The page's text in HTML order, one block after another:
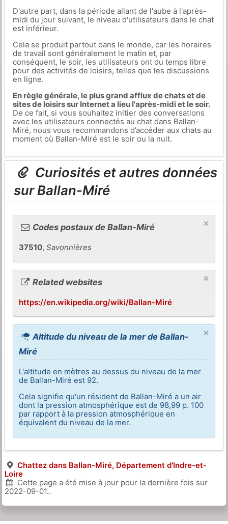
D'autre part, dans la période allant de l'aube à l'après-
midi du jour suivant, le niveau d'utilisateurs dans le chat
est inférieur.
Cela se produit partout dans le monde, car les horaires
de travail sont généralement le matin et, par
conséquent, le soir, les utilisateurs ont du temps libre
pour des activités de loisirs, telles que les discussions
en ligne.
En règle générale, le plus grand afflux de chats et de
sites de loisirs sur Internet a lieu l'après-midi et le soir.
De ce fait, si vous souhaitez initier des conversations
avec les utilisateurs connectés au chat dans Ballan-
Miré, nous vous recommandons d’accéder aux chats au
moment où Ballan-Miré est le soir ou la nuit.
Curiosités et autres données
sur Ballan-Miré
×
Codes postaux de Ballan-Miré
37510,Savonnières
×
Related websites
https://en.wikipedia.org/wiki/Ballan-Miré
×
Altitude du niveau de la mer de Ballan-
Miré
L'altitude en mètres au dessus du niveau de la mer
de Ballan-Miré est 92.
Cela signifie qu'un résident de Ballan-Miré a un air
dont la pression atmosphérique est de 98,99 p. 100
par rapport à la pression atmosphérique en
équivalent du niveau de la mer.
Chattez dans Ballan-Miré, Département d'Indre-et-
Loire
Cette page a été mise à jour pour la dernière fois sur
2022-09-01..